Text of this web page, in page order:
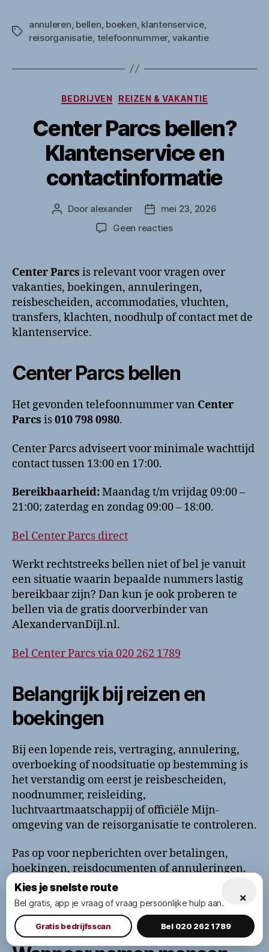
Tags
annuleren bellen boeken klantenservice,
reisorganisatie telefoonnummer, vakantie
Categorieën
BEDRIJVEN REIZEN & VAKANTIE
Center Parcs bellen?
Klantenservice en
contactinformatie
Berichtauteur
Door alexander Berichtdatum
mei 23, 2026
Geen reactiesop
bellen?
Klantenservice
en
contactinformatie
Center Parcs is relevant voor vragen over
vakanties, boekingen, annuleringen,
reisbescheiden, accommodaties, vluchten,
transfers, klachten, noodhulp of contact met de
klantenservice.
Center Parcs bellen
Het gevonden telefoonnummer van Center
Parcs is010 798 0980.
Center Parcs adviseert voor minimale wachttijd
contact tussen 13:00 en 17:00.
Bereikbaarheid:Maandag t/m vrijdag 09:00 –
21:00; zaterdag en zondag 09:00 – 18:00.
Bel Center Parcs direct
Werkt rechtstreeks bellen niet of bel je vanuit
een situatie waarin bepaalde nummers lastig
bereikbaar zijn? Dan kun je ook proberen te
bellen via de gratis doorverbinder van
AlexandervanDijl.nl.
Bel Center Parcs via 020 262 1789
Belangrijk bij reizen en
boekingen
Bij een lopende reis, vertraging, annulering,
overboeking of noodsituatie op bestemming is
het verstandig om eerst je reisbescheiden,
noodnummer, reisleiding,
luchtvaartmaatschappij of officiële Mijn-
omgeving van de reisorganisatie te controleren.
Pas op voor nepberichten over betalingen,
boekingen, reisdocumenten of annuleringen.
Deel nooit zomaar je volledige betaalgegevens,
inlogcodes of paspoortkopie via onbekende
links.
×
Kies je snelste route
Bel gratis, app je vraag of vraag persoonlijke hulp aan.
Gratis bedrijfsscan Bel 020 262 1789